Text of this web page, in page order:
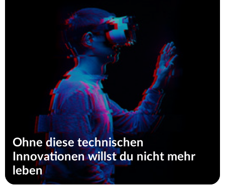
Ohne diese technischen
Innovationen willst du nicht mehr
leben